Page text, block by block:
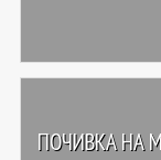
ПОЧИВКА НА